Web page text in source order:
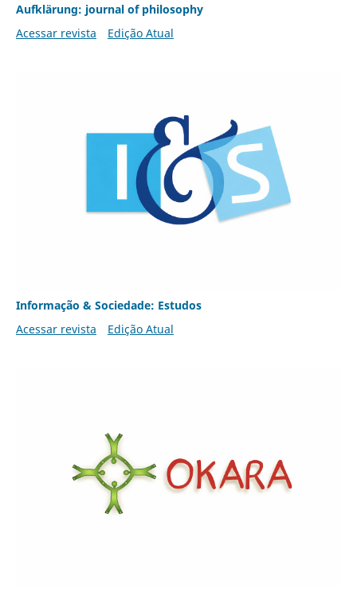
Aufklärung: journal of philosophy
Acessar revista
Edição Atual
Informação & Sociedade: Estudos
Acessar revista
Edição Atual